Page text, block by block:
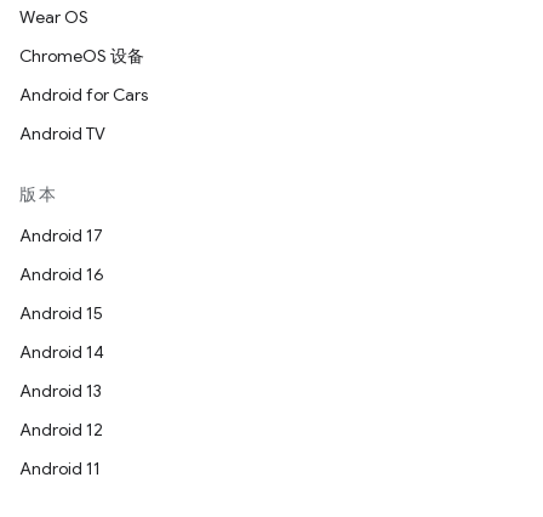
Wear OS
ChromeOS 设备
Android for Cars
Android TV
版本
Android 17
Android 16
Android 15
Android 14
Android 13
Android 12
Android 11